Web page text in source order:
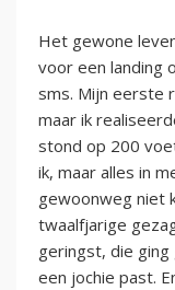
Het gewone
voor een landing
sms. Mijn eerste
maar ik
stond op 200
ik, maar alles in
gewoonweg niet
twaalfjarige
geringst, die
een jochie past.